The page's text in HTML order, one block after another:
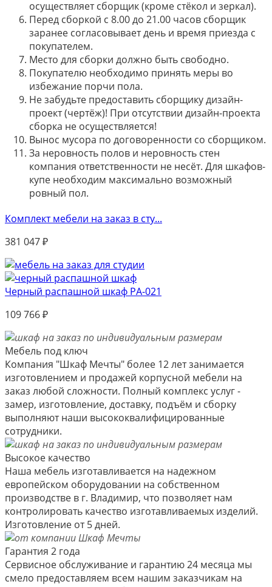
осуществляет сборщик (кроме стёкол и зеркал).
Перед сборкой с 8.00 до 21.00 часов сборщик
заранее согласовывает день и время приезда с
покупателем.
Место для сборки должно быть свободно.
Покупателю необходимо принять меры во
избежание порчи пола.
Не забудьте предоставить сборщику дизайн-
проект (чертёж)! При отсутствии дизайн-проекта
сборка не осуществляется!
Вынос мусора по договоренности со сборщиком.
За неровность полов и неровность стен
компания ответственности не несёт. Для шкафов-
купе необходим максимально возможный
ровный пол.
Комплект мебели на заказ в сту...
381 047₽
Черный распашной шкаф РА-021
109 766₽
Мебель под ключ
Компания "Шкаф Мечты" более 12 лет занимается
изготовлением и продажей корпусной мебели на
заказ любой сложности. Полный комплекс услуг -
замер, изготовление, доставку, подъём и сборку
выполняют наши высококвалифицированные
сотрудники.
Высокое качество
Наша мебель изготавливается на надежном
европейском оборудовании на собственном
производстве в г. Владимир, что позволяет нам
контролировать качество изготавливаемых изделий.
Изготовление от 5 дней.
Гарантия 2 года
Сервисное обслуживание и гарантию 24 месяца мы
смело предоставляем всем нашим заказчикам на